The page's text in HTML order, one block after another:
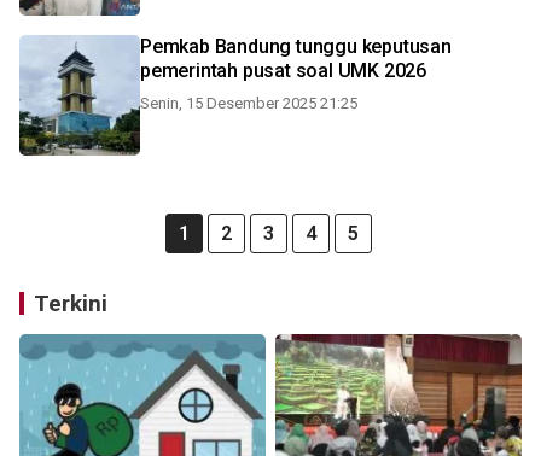
Pemkab Bandung tunggu keputusan
pemerintah pusat soal UMK 2026
Senin, 15 Desember 2025 21:25
1 2 3 4 5
Terkini